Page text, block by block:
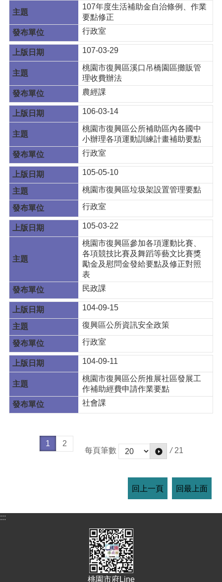
107年度生活補助金自治條例、作業
要點修正
行政室
107-03-29
桃園市復興區溪口吊橋園區攤販管
理收費辦法
農經課
106-03-14
桃園市復興區公所補助區內各國中
小辦理各項運動訓練計畫補助要點
行政室
105-05-10
桃園市復興區垃圾架設置管理要點
行政室
105-03-22
桃園市復興區參加各項運動比賽、
各項競技比賽及舞蹈等藝文比賽獎
勵金及慰問金發給要點及修正對照
表
民政課
104-09-15
復興區公所資訊安全政策
行政室
104-09-11
桃園市復興區公所推展社區發展工
作補助經費申請作業要點
社會課
1
2
每頁筆數
/ 21
回上一頁 回最上面
:::
桃園市府Line